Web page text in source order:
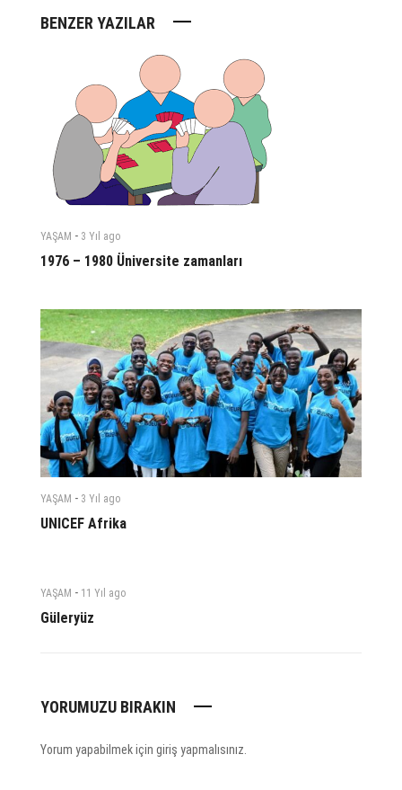
BENZER YAZILAR
YAŞAM - 3 Yıl ago
1976 – 1980 Üniversite zamanları
YAŞAM - 3 Yıl ago
UNICEF Afrika
YAŞAM - 11 Yıl ago
Güleryüz
YORUMUZU BIRAKIN
Yorum yapabilmek için giriş yapmalısınız.